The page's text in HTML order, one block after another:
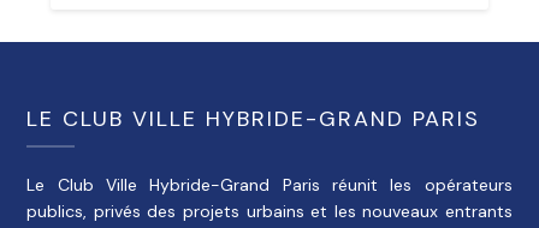
LE CLUB VILLE HYBRIDE-GRAND PARIS
Le Club Ville Hybride-Grand Paris réunit les opérateurs
publics, privés des projets urbains et les nouveaux entrants